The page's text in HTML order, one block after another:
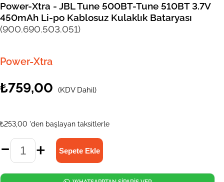
Power-Xtra - JBL Tune 500BT-Tune 510BT 3.7V
450mAh Li-po Kablosuz Kulaklık Bataryası
(900.690.503.051)
Power-Xtra
₺759,00 (KDV Dahil)
₺253,00 'den başlayan taksitlerle